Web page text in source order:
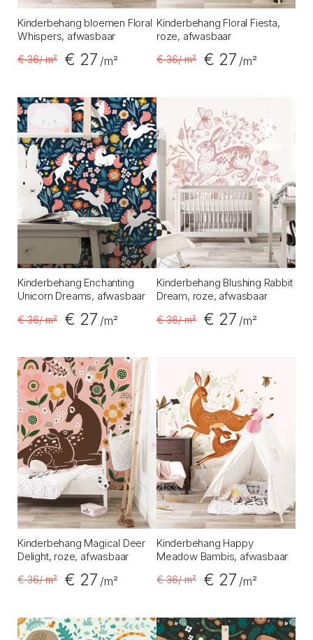
Kinderbehang bloemen Floral
Whispers, afwasbaar
€ 36/ m² € 27 /m²
Kinderbehang Floral Fiesta,
roze, afwasbaar
€ 36/ m² € 27 /m²
Kinderbehang Enchanting
Unicorn Dreams, afwasbaar
€ 36/ m² € 27 /m²
Kinderbehang Blushing Rabbit
Dream, roze, afwasbaar
€ 36/ m² € 27 /m²
Kinderbehang Magical Deer
Delight, roze, afwasbaar
€ 36/ m² € 27 /m²
Kinderbehang Happy
Meadow Bambis, afwasbaar
€ 36/ m² € 27 /m²